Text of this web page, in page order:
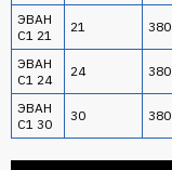
ЭВАН
С1 21
21 380
ЭВАН
С1 24
24 380
ЭВАН
С1 30
30 380